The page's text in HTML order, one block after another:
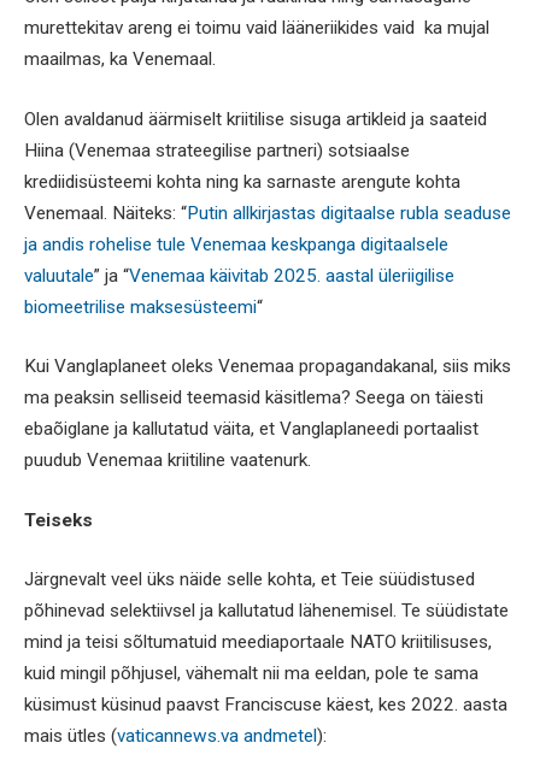
murettekitav areng ei toimu vaid lääneriikides vaid ka mujal
maailmas, ka Venemaal.
Olen avaldanud äärmiselt kriitilise sisuga artikleid ja saateid
Hiina (Venemaa strateegilise partneri) sotsiaalse
krediidisüsteemi kohta ning ka sarnaste arengute kohta
Venemaal. Näiteks: “Putin allkirjastas digitaalse rubla seaduse
ja andis rohelise tule Venemaa keskpanga digitaalsele
valuutale” ja “Venemaa käivitab 2025. aastal üleriigilise
biomeetrilise maksesüsteemi“
Kui Vanglaplaneet oleks Venemaa propagandakanal, siis miks
ma peaksin selliseid teemasid käsitlema? Seega on täiesti
ebaõiglane ja kallutatud väita, et Vanglaplaneedi portaalist
puudub Venemaa kriitiline vaatenurk.
Teiseks
Järgnevalt veel üks näide selle kohta, et Teie süüdistused
põhinevad selektiivsel ja kallutatud lähenemisel. Te süüdistate
mind ja teisi sõltumatuid meediaportaale NATO kriitilisuses,
kuid mingil põhjusel, vähemalt nii ma eeldan, pole te sama
küsimust küsinud paavst Franciscuse käest, kes 2022. aasta
mais ütles (vaticannews.va andmetel ):